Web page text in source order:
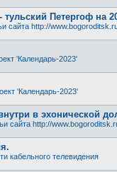
Петергоф на
сайта http://
'Календарь-2023'
'Календарь-2023'
в эхонической
сайта http://
кабельного телевидения